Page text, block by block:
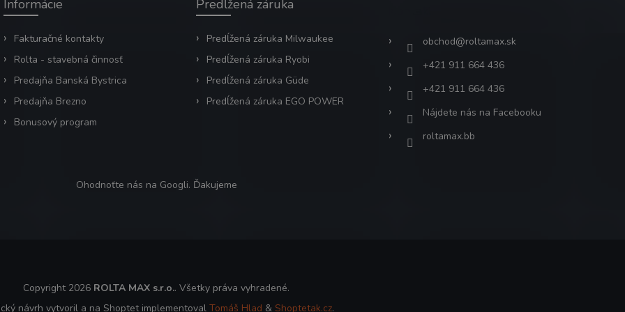
Informácie
Fakturačné kontakty
Rolta - stavebná činnosť
Predajňa Banská Bystrica
Predajňa Brezno
Bonusový program
Predĺžená záruka
Predĺžená záruka Milwaukee
Predĺžená záruka Ryobi
Predĺžená záruka Güde
Predĺžená záruka EGO POWER
obchod@roltamax.sk
+421 911 664 436
+421 911 664 436
Nájdete nás na Facebooku
roltamax.bb
Ohodnoťte nás na Googli. Ďakujeme
Copyright 2026 ROLTA MAX s.r.o.. Všetky práva vyhradené.
návrh vytvoril a na Shoptet implementoval Tomáš Hlad & Shoptetak.cz.